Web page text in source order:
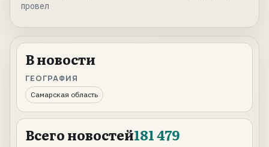
провел
В новости
ГЕОГРАФИЯ
Самарская область
Всего новостей181 479